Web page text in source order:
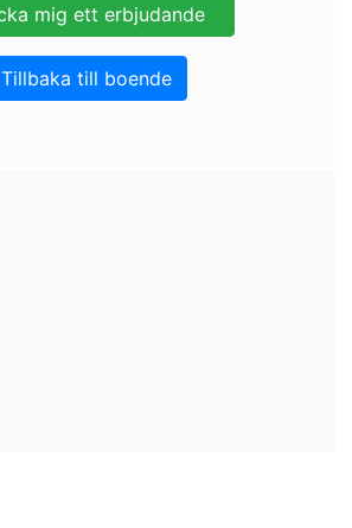
Tillbaka till boende